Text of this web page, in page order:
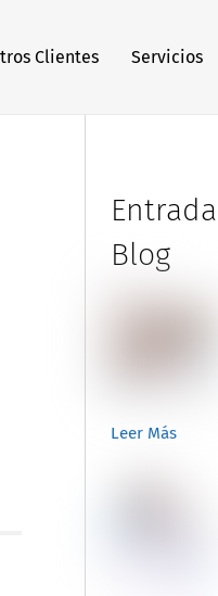
Clientes Servicios
Blog
Leer Más